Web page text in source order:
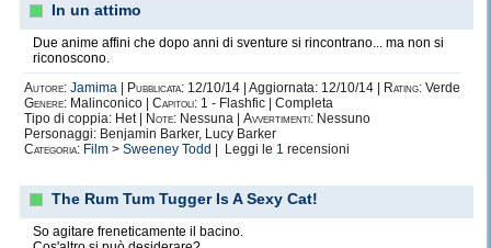
In un attimo
Due anime affini che dopo anni di sventure si rincontrano... ma non si
riconoscono.
Autore: Jamima Pubblicata: 12/10/14 | Aggiornata: 12/10/14 | Rating: Verde
Genere: Malinconico | Capitoli: 1 - Flashfic | Completa
Tipo di coppia: Het |
Note: Nessuna | Avvertimenti: Nessuno
Personaggi: Benjamin Barker, Lucy Barker
Categoria: Film > Sweeney Todd | Leggi le 1 recensioni
The Rum Tum Tugger Is A Sexy Cat!
So agitare freneticamente il bacino.